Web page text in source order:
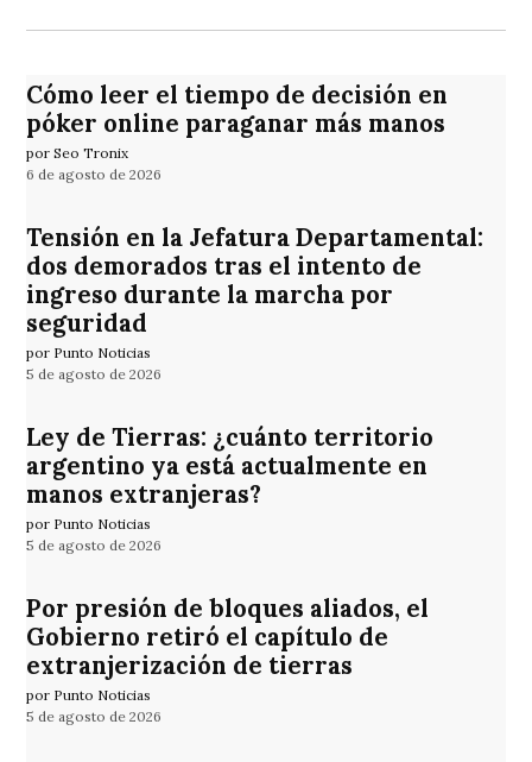
Cómo leer el tiempo de decisión en
póker online paraganar más manos
por Seo Tronix
6 de agosto de 2026
Tensión en la Jefatura Departamental:
dos demorados tras el intento de
ingreso durante la marcha por
seguridad
por Punto Noticias
5 de agosto de 2026
Ley de Tierras: ¿cuánto territorio
argentino ya está actualmente en
manos extranjeras?
por Punto Noticias
5 de agosto de 2026
Por presión de bloques aliados, el
Gobierno retiró el capítulo de
extranjerización de tierras
por Punto Noticias
5 de agosto de 2026